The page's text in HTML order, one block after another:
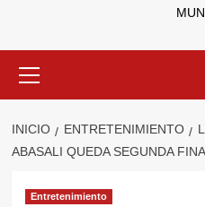
primario
INICIO ENTRETENIMIENTO
ABASALI QUEDA SEGUNDA
Entretenimiento